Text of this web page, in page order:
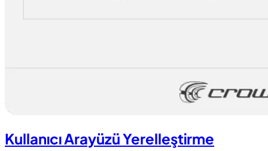
Kullanıcı Arayüzü Yerelleştirme